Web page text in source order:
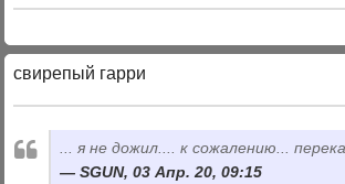
свирепый гарри
... я не дожил.... к сожалению...
SGUN, 03 Апр. 20, 09:15